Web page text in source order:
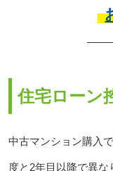
住宅ローン
中古マンション購入
度と2年目以降で異な